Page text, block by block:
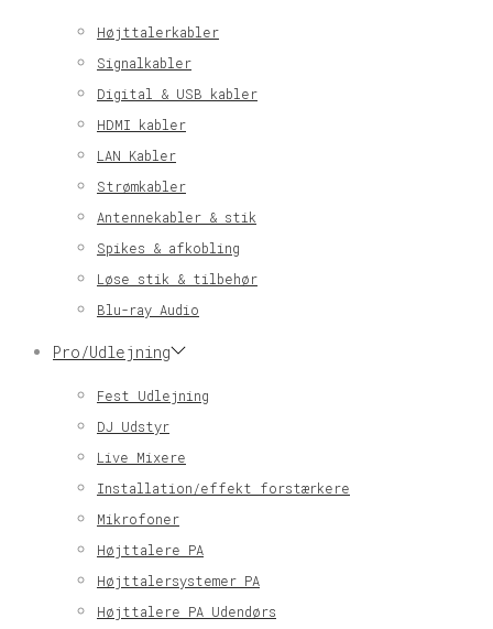
Højttalerkabler
Signalkabler
Digital & USB kabler
HDMI kabler
LAN Kabler
Strømkabler
Antennekabler & stik
Spikes & afkobling
Løse stik & tilbehør
Blu-ray Audio
Pro/Udlejning
Fest Udlejning
DJ Udstyr
Live Mixere
Installation/effekt forstærkere
Mikrofoner
Højttalere PA
Højttalersystemer PA
Højttalere PA Udendørs